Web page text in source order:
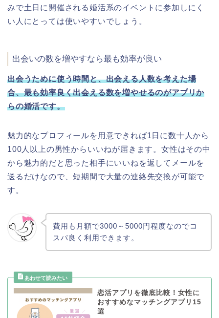
みで土日に開催される婚活系のイベントに参加しにく
い人にとっては使いやすいでしょう。
出会いの数を増やすなら最も効率が良い
出会うために使う時間と、出会える人数を考えた場
合、最も効率良く出会える数を増やせるのがアプリか
らの婚活です。
魅力的なプロフィールを用意できれば1日に数十人から
100人以上の男性からいいねが届きます。女性はその中
から魅力的だと思った相手にいいねを返してメールを
送るだけなので、短期間で大量の連絡先交換が可能で
す。
費用も月額で3000～5000円程度なのでコ
スパ良く利用できます。
恋活アプリを徹底比較！女性に
おすすめなマッチングアプリ15
選